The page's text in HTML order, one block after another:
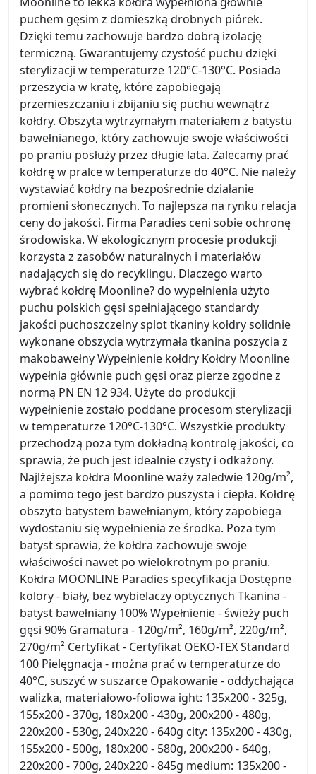
puchem gęsim z domieszką drobnych piórek.
Dzięki temu zachowuje bardzo dobrą izolację
termiczną. Gwarantujemy czystość puchu dzięki
sterylizacji w temperaturze 120°C-130°C. Posiada
przeszycia w kratę, które zapobiegają
przemieszczaniu i zbijaniu się puchu wewnątrz
kołdry. Obszyta wytrzymałym materiałem z batystu
bawełnianego, który zachowuje swoje właściwości
po praniu posłuży przez długie lata. Zalecamy prać
kołdrę w pralce w temperaturze do 40°C. Nie należy
wystawiać kołdry na bezpośrednie działanie
promieni słonecznych. To najlepsza na rynku relacja
ceny do jakości. Firma Paradies ceni sobie ochronę
środowiska. W ekologicznym procesie produkcji
korzysta z zasobów naturalnych i materiałów
nadających się do recyklingu. Dlaczego warto
wybrać kołdrę Moonline? do wypełnienia użyto
puchu polskich gęsi spełniającego standardy
jakości puchoszczelny splot tkaniny kołdry solidnie
wykonane obszycia wytrzymała tkanina poszycia z
makobawełny Wypełnienie kołdry Kołdry Moonline
wypełnia głównie puch gęsi oraz pierze zgodne z
normą PN EN 12 934. Użyte do produkcji
wypełnienie zostało poddane procesom sterylizacji
w temperaturze 120°C-130°C. Wszystkie produkty
przechodzą poza tym dokładną kontrolę jakości, co
sprawia, że puch jest idealnie czysty i odkażony.
Najlżejsza kołdra Moonline waży zaledwie 120g/m²,
a pomimo tego jest bardzo puszysta i ciepła. Kołdrę
obszyto batystem bawełnianym, który zapobiega
wydostaniu się wypełnienia ze środka. Poza tym
batyst sprawia, że kołdra zachowuje swoje
właściwości nawet po wielokrotnym po praniu.
Kołdra MOONLINE Paradies specyfikacja Dostępne
kolory - biały, bez wybielaczy optycznych Tkanina -
batyst bawełniany 100% Wypełnienie - świeży puch
gęsi 90% Gramatura - 120g/m², 160g/m², 220g/m²,
270g/m² Certyfikat - Certyfikat OEKO-TEX Standard
100 Pielęgnacja - można prać w temperaturze do
40°C, suszyć w suszarce Opakowanie - oddychająca
walizka, materiałowo-foliowa ight: 135x200 - 325g,
155x200 - 370g, 180x200 - 430g, 200x200 - 480g,
220x200 - 530g, 240x220 - 640g city: 135x200 - 430g,
155x200 - 500g, 180x200 - 580g, 200x200 - 640g,
220x200 - 700g, 240x220 - 845g medium: 135x200 -